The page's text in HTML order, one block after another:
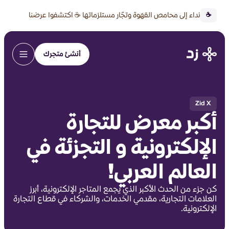
☕ نداء إلى محامص القهوة وتجّار مستلزماتها ☕ اكتشفوا عرضنا
الخاص 🔥
أنشئ متجرك
Zid X
أكبر معرض للتجارة
الإلكترونية و التجزئة في
العالم العربي!
كن جزء من الحدث الأكبر الذي يجمع المتاجر الإلكترونية، أبرز
العلامات التجارية، مقدمي الخدمات، والشركاء في قطاع التجارة
الإلكترونية.